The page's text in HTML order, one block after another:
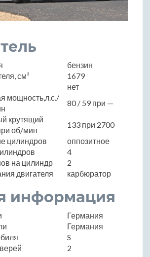
бензин
см³
1679
нет
мощность,л.с./
80 / 59 при —
крутящий
об/мин
133 при 2700
цилиндров
оппозитное
4
на цилиндр
2
двигателя
карбюратор
информация
Германия
Германия
S
2